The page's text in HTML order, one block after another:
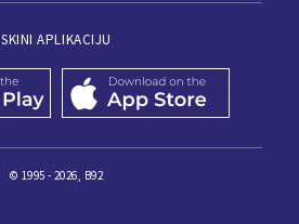
SKINI APLIKACIJU
© 1995 - 2026, B92